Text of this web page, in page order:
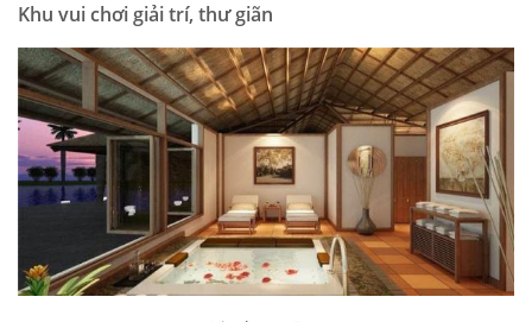
Khu vui chơi giải trí, thư giãn